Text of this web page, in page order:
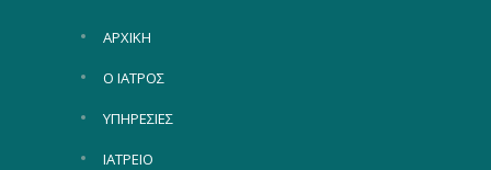
ΑΡΧΙΚΗ
Ο ΙΑΤΡΟΣ
ΥΠΗΡΕΣΙΕΣ
ΙΑΤΡΕΙΟ